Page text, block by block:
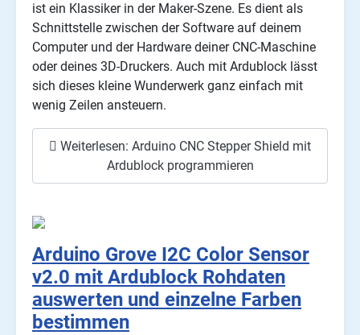
ist ein Klassiker in der Maker-Szene. Es dient als
Schnittstelle zwischen der Software auf deinem
Computer und der Hardware deiner CNC-Maschine
oder deines 3D-Druckers. Auch mit Ardublock lässt
sich dieses kleine Wunderwerk ganz einfach mit
wenig Zeilen ansteuern.
Weiterlesen: Arduino CNC Stepper Shield mit
Ardublock programmieren
Arduino Grove I2C Color Sensor
v2.0 mit Ardublock Rohdaten
auswerten und einzelne Farben
bestimmen